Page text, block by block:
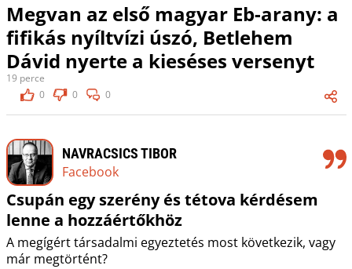
Megvan az első magyar Eb-arany: a
fifikás nyíltvízi úszó, Betlehem
Dávid nyerte a kieséses versenyt
19 perce
0
0 0
NAVRACSICS TIBOR
Facebook
Csupán egy szerény és tétova kérdésem
lenne a hozzáértőkhöz
A megígért társadalmi egyeztetés most következik, vagy
már megtörtént?